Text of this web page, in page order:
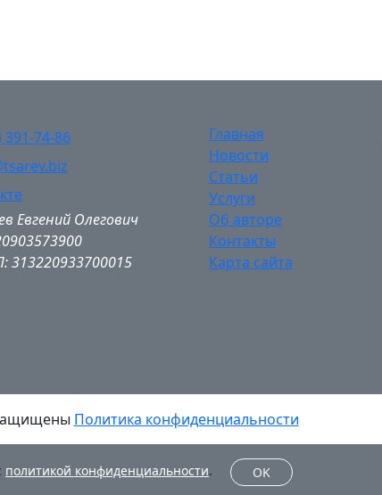
391-74-86
Евгений Олегович
313220933700015
Главная
Новости
Статьи
Услуги
Об авторе
Контакты
Карта сайта
Политика конфиденциальности
политикой конфиденциальности. OK